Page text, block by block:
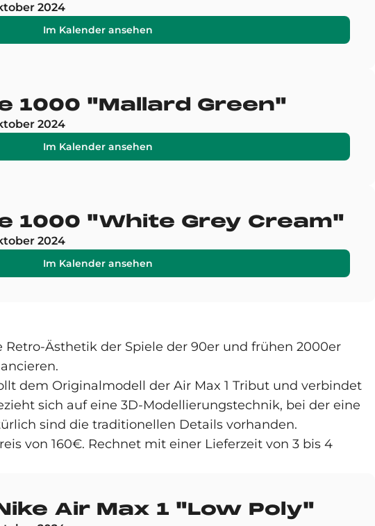
2024
Im Kalender ansehen
1000 "Mallard Green"
2024
Im Kalender ansehen
1000 "White Grey Cream"
2024
Im Kalender ansehen
Ästhetik der Spiele der 90er und frühen 2000er
dem Originalmodell der Air Max 1 Tribut und verbindet
sich auf eine 3D-Modellierungstechnik, bei der eine
sind die traditionellen Details vorhanden.
von 160€. Rechnet mit einer Lieferzeit von 3 bis 4
Air Max 1 "Low Poly"